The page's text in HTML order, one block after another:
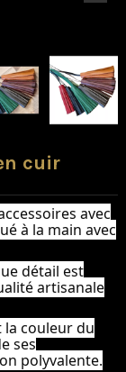
cuir
avec
à la main avec
détail est
artisanale
la couleur du
ses
polyvalente.